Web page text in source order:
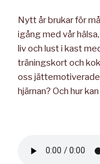
Nytt år brukar för
igång med vår
liv och lust i kast
träningskort och
oss jättemotiverade
hjärnan? Och hur